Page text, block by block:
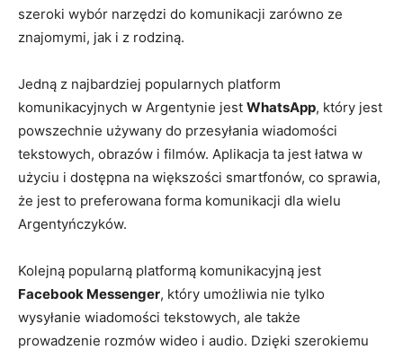
szeroki wybór narzędzi do komunikacji zarówno ze
znajomymi, jak i z rodziną.
Jedną z najbardziej popularnych platform
komunikacyjnych w Argentynie jest WhatsApp, który jest
powszechnie używany do przesyłania wiadomości
tekstowych, obrazów i filmów. Aplikacja ta jest łatwa w
użyciu i dostępna na większości smartfonów, co sprawia,
że jest to preferowana forma komunikacji dla wielu
Argentyńczyków.
Kolejną popularną platformą komunikacyjną jest
Facebook Messenger, który umożliwia nie tylko
wysyłanie wiadomości tekstowych, ale także
prowadzenie rozmów wideo i audio. Dzięki szerokiemu